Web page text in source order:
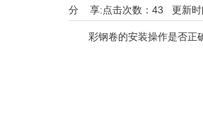
点击次数： 43 更新
分 享:
彩钢卷的安装操作是否正确